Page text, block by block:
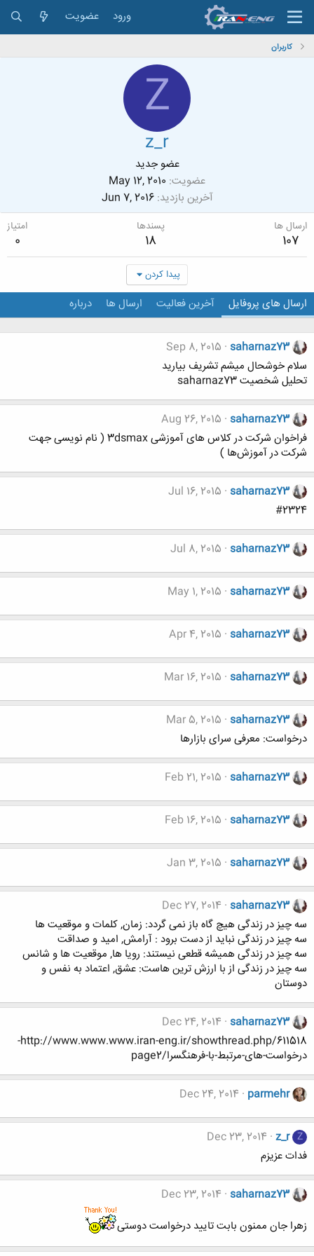
ورود عضویت
کاربران
Z
z_r
عضو جدید
عضویت May 12, 2010
آخرین بازدید Jun 7, 2016
ارسال ها
107
پسندها
18
امتیاز
0
پیدا کردن
ارسال های پروفایل آخرین فعالیت ارسال ها درباره
saharnaz73
Sep 8, 2015
سلام خوشحال میشم تشریف بیارید
تحلیل شخصیت saharnaz73
saharnaz73
Aug 26, 2015
فراخوان شرکت در کلاس های آموزشی 3dsmax ( نام نویسی جهت
شرکت در آموزش‌ها )
saharnaz73
Jul 16, 2015
#2324
saharnaz73
Jul 8, 2015
saharnaz73
May 1, 2015
saharnaz73
Apr 4, 2015
saharnaz73
Mar 16, 2015
saharnaz73
Mar 5, 2015
درخواست: معرفی سرای بازارها
saharnaz73
Feb 21, 2015
saharnaz73
Feb 16, 2015
saharnaz73
Jan 3, 2015
saharnaz73
Dec 27, 2014
سه چیز در زندگی هیچ گاه باز نمی گردد: زمان, کلمات و موقعیت ها
سه چیز در زندگی نباید از دست برود : آرامش, امید و صداقت
سه چیز در زندگی همیشه قطعی نیستند: رویا ها, موقعیت ها و شانس
سه چیز در زندگی از با ارزش ترین هاست: عشق, اعتماد به نفس و
دوستان
saharnaz73
Dec 24, 2014
http://www.www.www.iran-eng.ir/showthread.php/611518-
درخواست-های-مرتبط-با-فرهنگسرا/page2
parmehr
Dec 24, 2014
Z
z_r
Dec 23, 2014
فدات عزیزم
saharnaz73
Dec 23, 2014
زهرا جان ممنون بابت تایید درخواست دوستی